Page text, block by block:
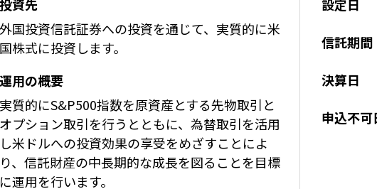
投資先
外国投資信託証券への投資を通じて、実質的に米
国株式に投資します。
運用の概要
実質的にS&P500指数を原資産とする先物取引と
オプション取引を行うとともに、為替取引を活用
し米ドルへの投資効果の享受をめざすことによ
り、信託財産の中長期的な成長を図ることを目標
に運用を行います。
設定日
信託期間
決算日
申込不可